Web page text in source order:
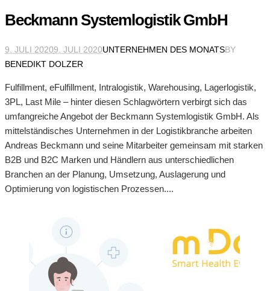
Beckmann Systemlogistik GmbH
9. JULI 20209. JULI 2020UNTERNEHMEN DES MONATSBY
BENEDIKT DOLZER
Fulfillment, eFulfillment, Intralogistik, Warehousing, Lagerlogistik,
3PL, Last Mile – hinter diesen Schlagwörtern verbirgt sich das
umfangreiche Angebot der Beckmann Systemlogistik GmbH. Als
mittelständisches Unternehmen in der Logistikbranche arbeiten
Andreas Beckmann und seine Mitarbeiter gemeinsam mit starken
B2B und B2C Marken und Händlern aus unterschiedlichen
Branchen an der Planung, Umsetzung, Auslagerung und
Optimierung von logistischen Prozessen....